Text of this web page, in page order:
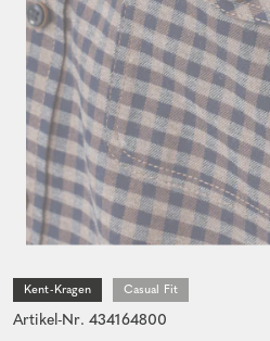
Kent-Kragen Casual Fit
Artikel-Nr. 434164800